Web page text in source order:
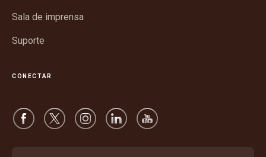
Sala de imprensa
Suporte
CONECTAR